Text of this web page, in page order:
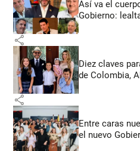
Así va el
Gobierno:
share
Diez claves
de Colombia,
share
Entre caras
el nuevo